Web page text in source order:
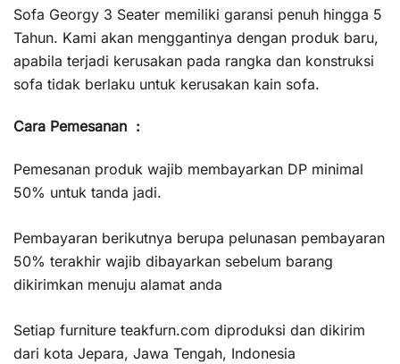
Sofa Georgy 3 Seater memiliki garansi penuh hingga 5
Tahun. Kami akan menggantinya dengan produk baru,
apabila terjadi kerusakan pada rangka dan konstruksi
sofa tidak berlaku untuk kerusakan kain sofa.
Cara Pemesanan :
Pemesanan produk wajib membayarkan DP minimal
50% untuk tanda jadi.
Pembayaran berikutnya berupa pelunasan pembayaran
50% terakhir wajib dibayarkan sebelum barang
dikirimkan menuju alamat anda
Setiap furniture teakfurn.com diproduksi dan dikirim
dari kota Jepara, Jawa Tengah, Indonesia